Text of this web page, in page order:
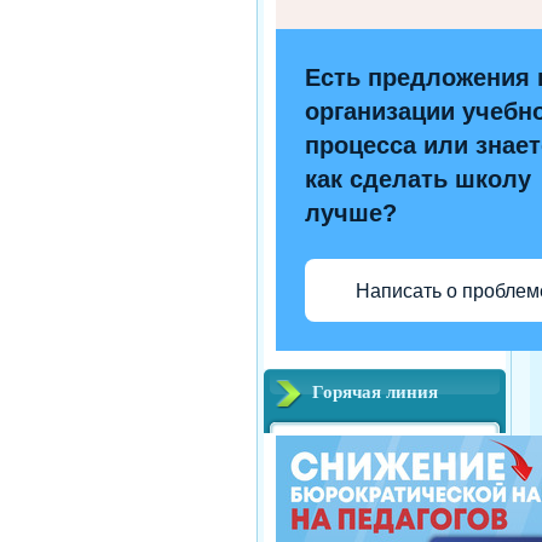
Есть предложения
организации
процесса или
как сделать школу
лучше?
Написать о
Горячая линия